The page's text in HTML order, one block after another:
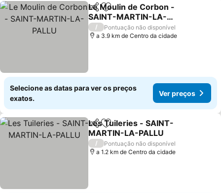
PartilharAdicionar aos favoritos
Le Moulin de Corbon -
SAINT-MARTIN-LA-
PALLU
Ver preços
/
Pontuação não disponível
a 3.9 km de Centro da cidade
Selecione as datas para ver os preços
exatos.
Ver preços
PartilharAdicionar aos favoritos
Les Tuileries - SAINT-
MARTIN-LA-PALLU
Ver preços
/
Pontuação não disponível
a 1.2 km de Centro da cidade